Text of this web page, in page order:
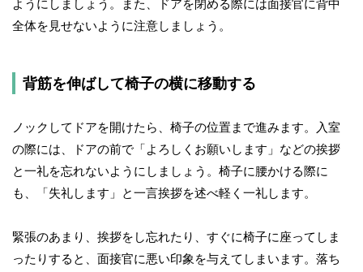
ようにしましょう。また、ドアを閉める際には面接官に背中
全体を見せないように注意しましょう。
背筋を伸ばして椅子の横に移動する
ノックしてドアを開けたら、椅子の位置まで進みます。入室
の際には、ドアの前で「よろしくお願いします」などの挨拶
と一礼を忘れないようにしましょう。椅子に腰かける際に
も、「失礼します」と一言挨拶を述べ軽く一礼します。
緊張のあまり、挨拶をし忘れたり、すぐに椅子に座ってしま
ったりすると、面接官に悪い印象を与えてしまいます。落ち